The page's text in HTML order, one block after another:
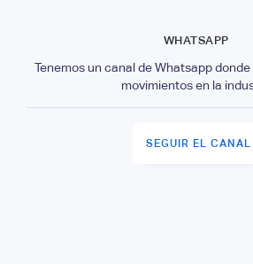
WHATSAPP
Tenemos un canal de Whatsapp
movimientos en la
SEGUIR EL CANAL